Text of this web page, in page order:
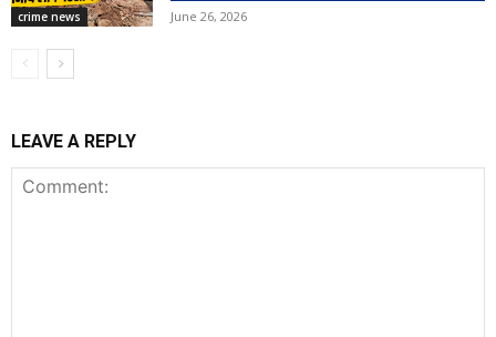
crime news June 26, 2026
LEAVE A REPLY